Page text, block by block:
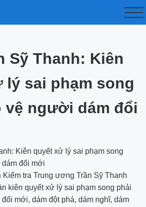
Sỹ Thanh: Kiên
lý sai phạm song
vệ người dám đổi
Kiểm tra Trung ương Trần Sỹ Thanh
kiên quyết xử lý sai phạm song phải
mới, dám đột phá, dám nghĩ, dám